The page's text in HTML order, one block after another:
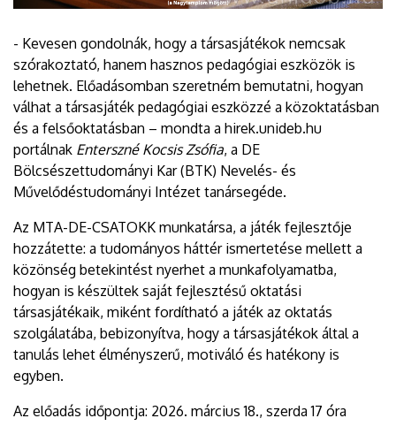
- Kevesen gondolnák, hogy a társasjátékok nemcsak
szórakoztató, hanem hasznos pedagógiai eszközök is
lehetnek. Előadásomban szeretném bemutatni, hogyan
válhat a társasjáték pedagógiai eszközzé a közoktatásban
és a felsőoktatásban – mondta a hirek.unideb.hu
portálnak Enterszné Kocsis Zsófia, a DE
Bölcsészettudományi Kar (BTK) Nevelés- és
Művelődéstudományi Intézet tanársegéde.
Az MTA-DE-CSATOKK munkatársa, a játék fejlesztője
hozzátette: a tudományos háttér ismertetése mellett a
közönség betekintést nyerhet a munkafolyamatba,
hogyan is készültek saját fejlesztésű oktatási
társasjátékaik, miként fordítható a játék az oktatás
szolgálatába, bebizonyítva, hogy a társasjátékok által a
tanulás lehet élményszerű, motiváló és hatékony is
egyben.
Az előadás időpontja: 2026. március 18., szerda 17 óra